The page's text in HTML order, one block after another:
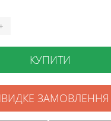
КУПИТИ
ЗАМОВЛЕННЯ